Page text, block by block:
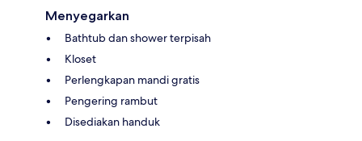
Menyegarkan
Bathtub dan shower terpisah
Kloset
Perlengkapan mandi gratis
Pengering rambut
Disediakan handuk